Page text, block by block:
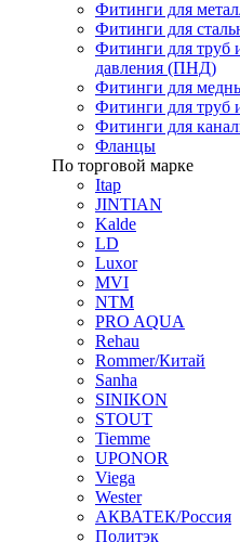
Фитинги для
Фитинги для
Фитинги для труб
давления (ПНД)
Фитинги для
Фитинги для труб
Фитинги для
Фланцы
По торговой марке
Itap
JINTIAN
Kalde
LD
Luxor
MVI
NTM
PRO AQUA
Rehau
Rommer/Китай
Sanha
SINIKON
STOUT
Tiemme
UPONOR
Viega
Wester
АКВАТЕК/Россия
Политэк